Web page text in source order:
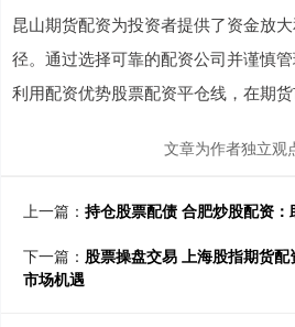
昆山期货配资为投资者提供了资金放
径。通过选择可靠的配资公司并谨慎
利用配资优势股票配资平仓线，在期货
文章为作者独立观
上一篇： 持仓股票配债 合肥炒股配资
下一篇： 股票操盘交易 上海股指期货
市场机遇